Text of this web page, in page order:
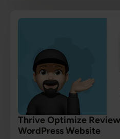
Thrive Optimize
WordPress Website